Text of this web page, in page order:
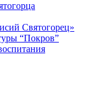
Святогорец»
“Покров”